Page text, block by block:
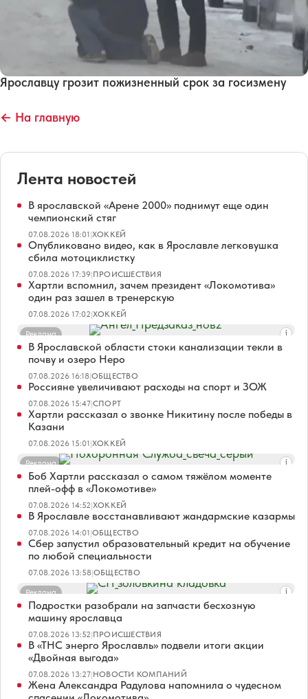
Ярославцу грозит пожизненный срок за госизмену
← На главную
Лента новостей
В ярославской «Арене 2000» поднимут еще один
чемпионский стяг
07.08.2026 18:01|ХОККЕЙ
Опубликовано видео, как в Ярославле легковушка
сбила мотоциклистку
07.08.2026 17:39|ПРОИСШЕСТВИЯ
Хартли вспомнил, зачем президент «Локомотива»
один раз зашел в тренерскую
07.08.2026 17:02|ХОККЕЙ
Реклама
В Ярославской области стоки канализации текли в
почву и озеро Неро
07.08.2026 16:18|ОБЩЕСТВО
Россияне увеличивают расходы на спорт и ЗОЖ
07.08.2026 15:47|СПОРТ
Хартли рассказал о звонке Никитину после победы в
Казани
07.08.2026 15:01|ХОККЕЙ
Реклама
Боб Хартли рассказал о самом тяжёлом моменте
плей-офф в «Локомотиве»
07.08.2026 14:52|ХОККЕЙ
В Ярославле восстанавливают жандармские казармы
07.08.2026 14:01|ОБЩЕСТВО
Сбер запустил образовательный кредит на обучение
по любой специальности
07.08.2026 13:58|ОБЩЕСТВО
Реклама
Подростки разобрали на запчасти бесхозную
машину ярославца
07.08.2026 13:52|ПРОИСШЕСТВИЯ
В «ТНС энерго Ярославль» подвели итоги акции
«Двойная выгода»
07.08.2026 13:27|НОВОСТИ КОМПАНИЙ
Жена Александра Радулова напомнила о чудесном